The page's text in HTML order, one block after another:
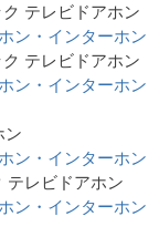
テレビドアホン
ン・インターホン
テレビドアホン
ン・インターホン
ン
ン・インターホン
テレビドアホン
ン・インターホン